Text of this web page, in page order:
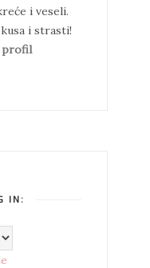
i veseli.
i strasti!
profil
IN: